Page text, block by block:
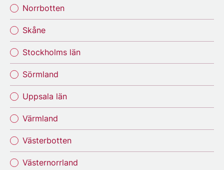
Norrbotten
Skåne
Stockholms län
Sörmland
Uppsala län
Värmland
Västerbotten
Västernorrland